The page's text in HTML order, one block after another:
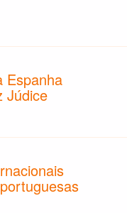
Espanha
Júdice